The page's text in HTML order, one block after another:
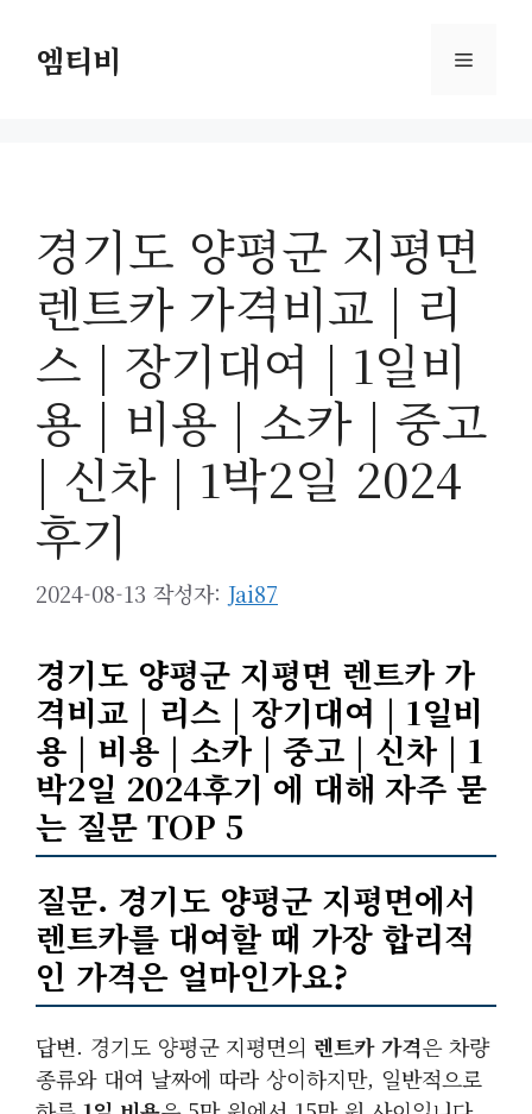
엠티비 메
경기도 양평군 지평면
렌트카 가격비교 | 리
스 | 장기대여 | 1일비
용 | 비용 | 소카 | 중고
| 신차 | 1박2일 2024
후기
2024-08-13 작성자: Jai87
경기도 양평군 지평면 렌트카 가
격비교 | 리스 | 장기대여 | 1일비
용 | 비용 | 소카 | 중고 | 신차 | 1
박2일 2024후기 에 대해 자주 묻
는 질문 TOP 5
질문. 경기도 양평군 지평면에서
렌트카를 대여할 때 가장 합리적
인 가격은 얼마인가요?
답변. 경기도 양평군 지평면의 렌트카 가격은 차량
종류와 대여 날짜에 따라 상이하지만, 일반적으로